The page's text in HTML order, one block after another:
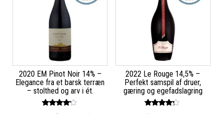
2020 EM Pinot Noir 14% –
Elegance fra et barsk terræn
– stolthed og arv i ét.
Vurderet
2022 Le Rouge 14,5% –
Perfekt samspil af druer,
gæring og egefadslagring
Vurderet